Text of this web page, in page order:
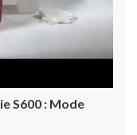
S600 : Mode